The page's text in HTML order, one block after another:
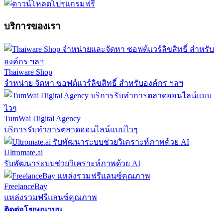
บริการของเรา
Thaiware Shop
จำหน่าย จัดหา ซอฟต์แวร์ลิขสิทธิ์ สำหรับองค์กร ฯลฯ
TumWai Digital Agency
บริการรับทำการตลาดออนไลน์แบบไวๆ
Ultromate.ai
รับพัฒนาระบบช่วยวิเคราะห์ภาพด้วย AI
FreelanceBay
แหล่งรวมฟรีแลนซ์คุณภาพ